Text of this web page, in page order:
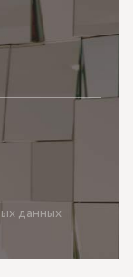
данных